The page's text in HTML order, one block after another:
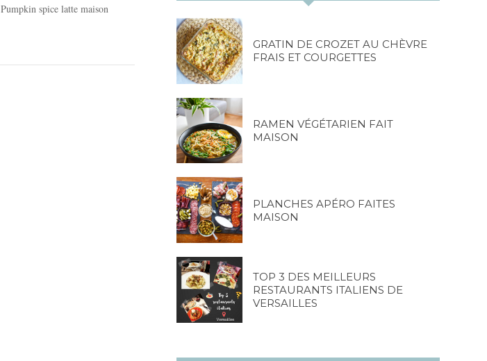
Pumpkin spice latte maison
GRATIN DE CROZET AU CHÈVRE
FRAIS ET COURGETTES
RAMEN VÉGÉTARIEN FAIT
MAISON
PLANCHES APÉRO FAITES
MAISON
TOP 3 DES MEILLEURS
RESTAURANTS ITALIENS DE
VERSAILLES